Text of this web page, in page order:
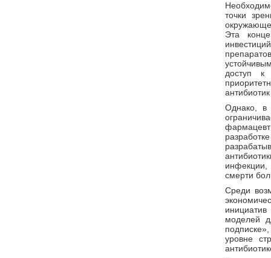
точки
Эта
препаратов
доступ к
Однако, в
инфекции,
смерти
Среди
моделей
уровне